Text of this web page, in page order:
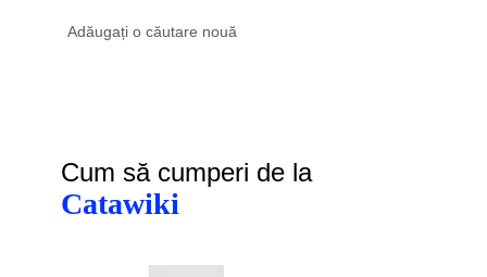
Cum să cumperi de la
Catawiki